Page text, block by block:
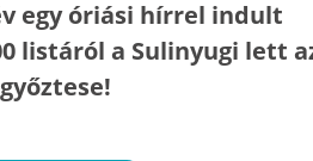
egy óriási hírrel indult
listáról a Sulinyugi lett